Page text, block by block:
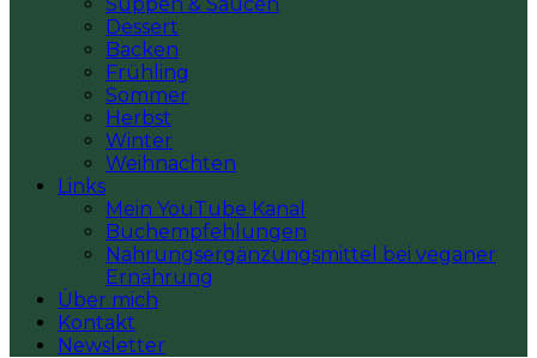
Dessert
Backen
Frühling
Sommer
Herbst
Winter
Weihnachten
Links
Mein YouTube Kanal
Buchempfehlungen
Nahrungsergänzungsmittel bei veganer
Ernährung
Über mich
Kontakt
Newsletter